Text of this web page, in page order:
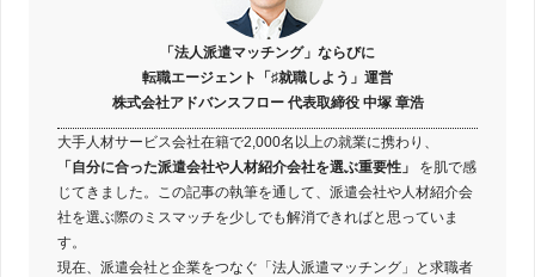
「法人派遣マッチング」ならびに
転職エージェント「♯就職しよう」運営
株式会社アドバンスフロー 代表取締役 中塚 章浩
大手人材サービス会社在籍で2,000名以上の就業に携わり、
「自分に合った派遣会社や人材紹介会社を選ぶ重要性」
を肌で感
じてきました。この記事の執筆を通して、派遣会社や人材紹介会
社を選ぶ際のミスマッチを少しでも解消できればと思っていま
す。
現在、派遣会社と企業をつなぐ「法人派遣マッチング」と求職者